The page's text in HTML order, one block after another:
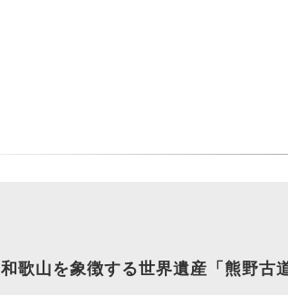
和歌山を象徴する世界遺産「熊野古